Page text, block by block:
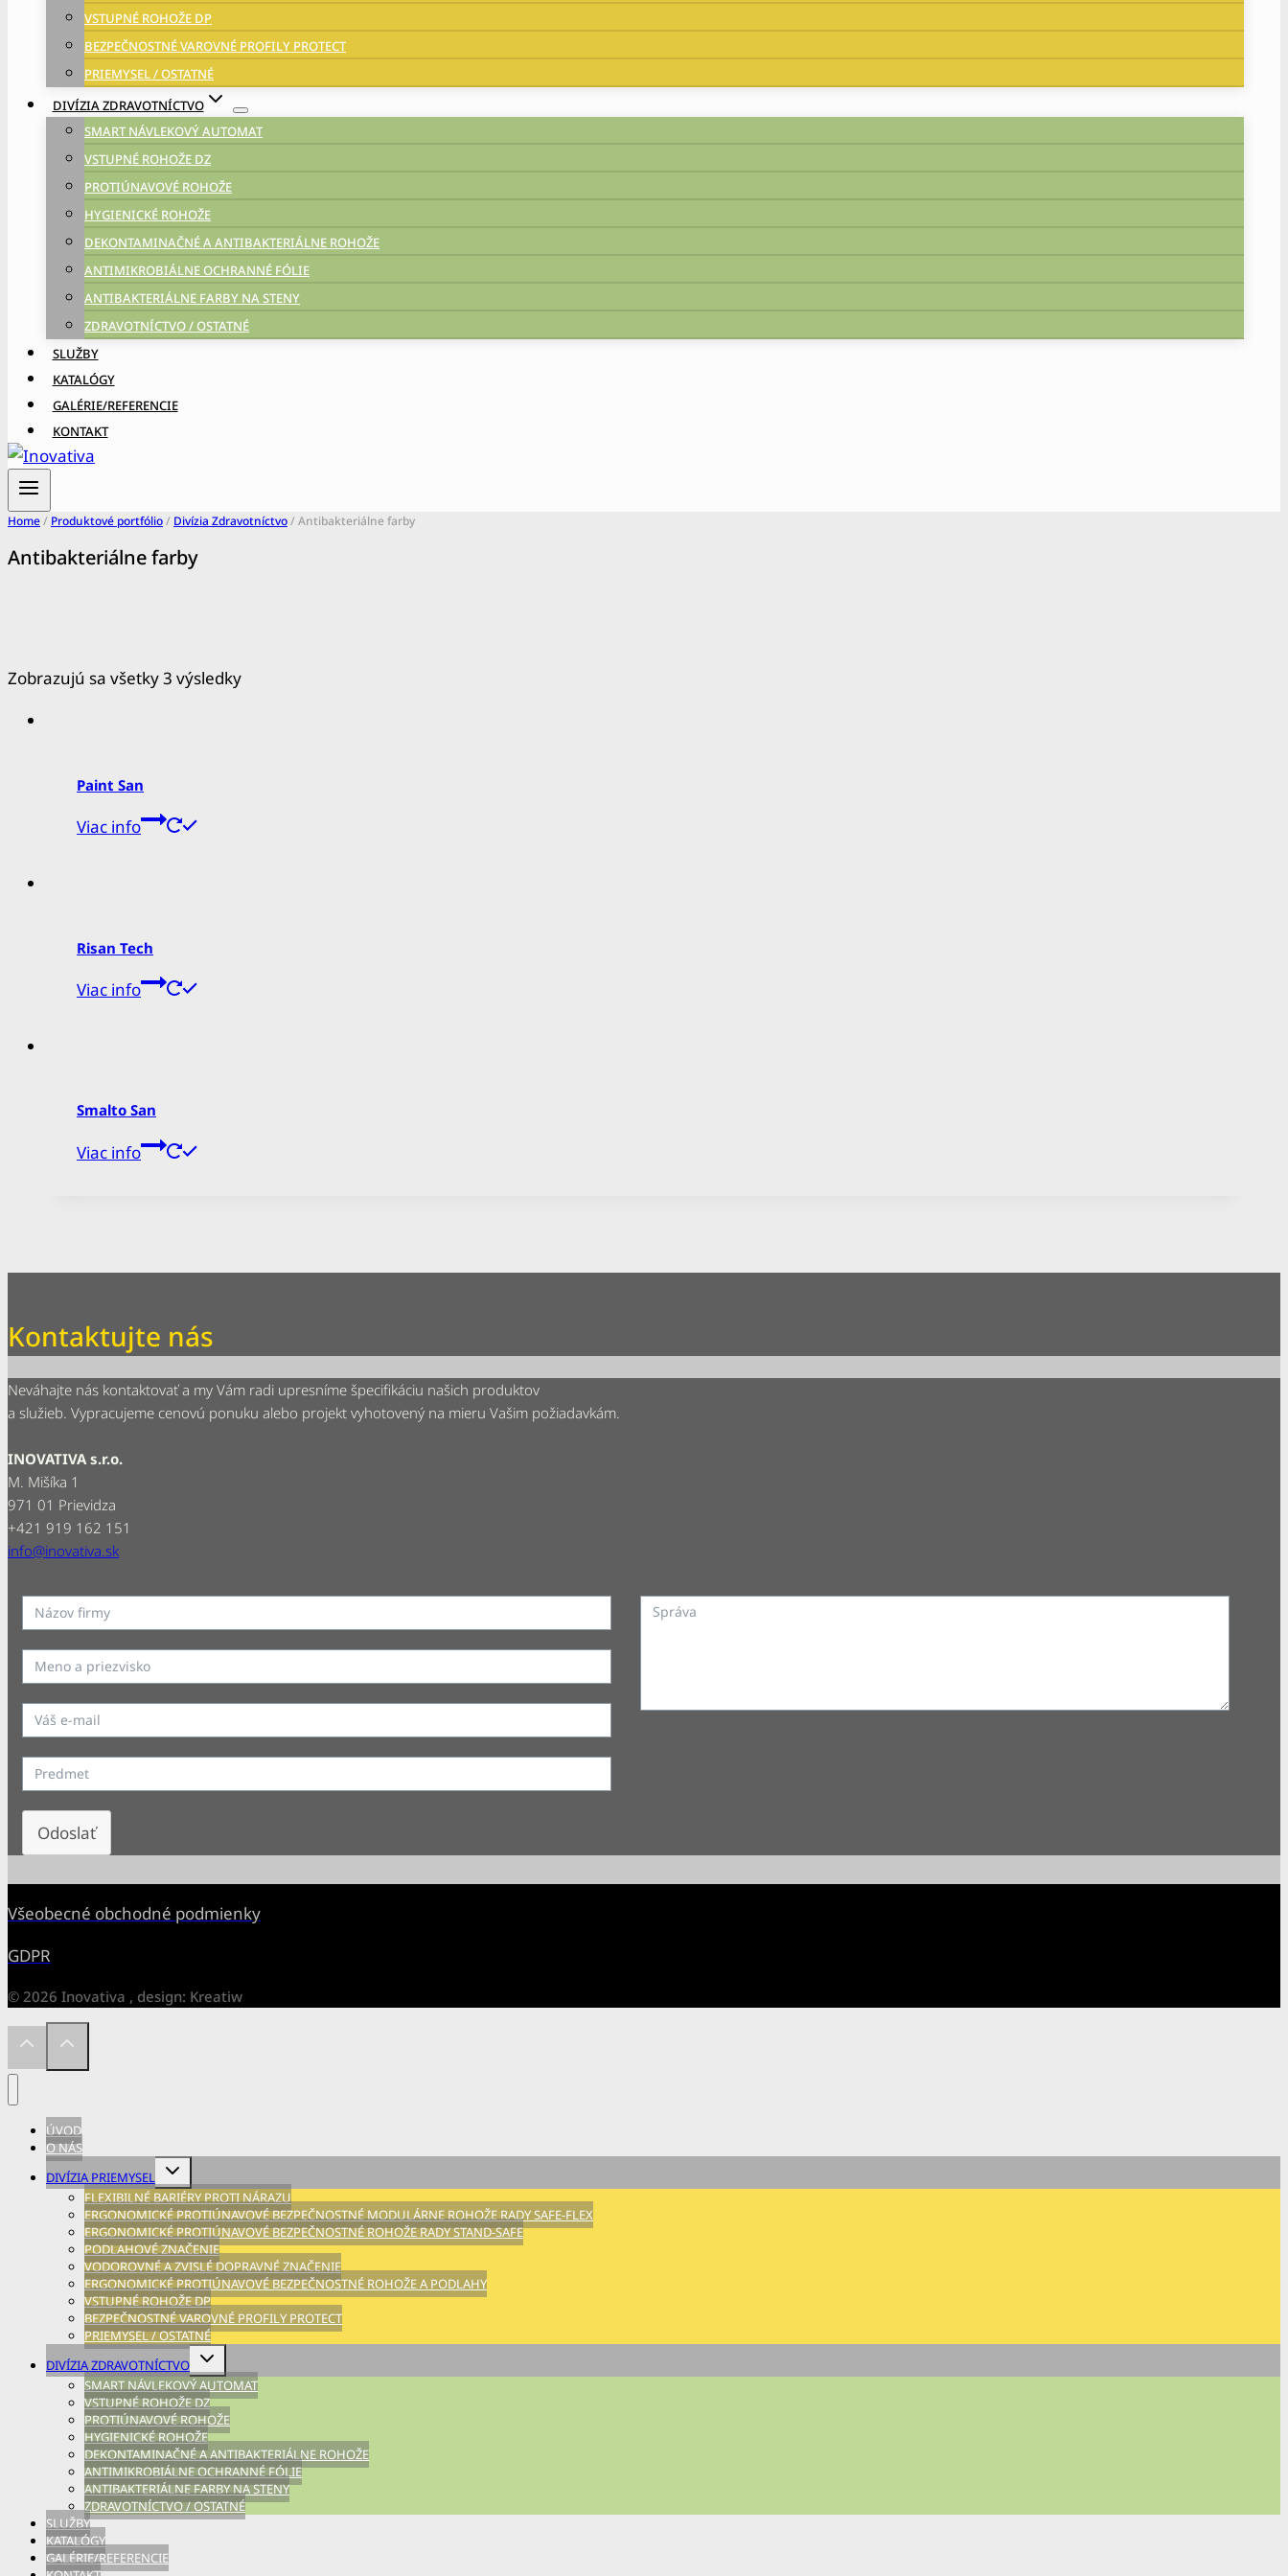
VSTUPNÉ ROHOŽE DP
BEZPEČNOSTNÉ VAROVNÉ PROFILY PROTECT
PRIEMYSEL / OSTATNÉ
DIVÍZIA ZDRAVOTNÍCTVO
SMART NÁVLEKOVÝ AUTOMAT
VSTUPNÉ ROHOŽE DZ
PROTIÚNAVOVÉ ROHOŽE
HYGIENICKÉ ROHOŽE
DEKONTAMINAČNÉ A ANTIBAKTERIÁLNE ROHOŽE
ANTIMIKROBIÁLNE OCHRANNÉ FÓLIE
ANTIBAKTERIÁLNE FARBY NA STENY
ZDRAVOTNÍCTVO / OSTATNÉ
SLUŽBY
KATALÓGY
GALÉRIE/REFERENCIE
KONTAKT
Home/ Produktové portfólio/ Divízia Zdravotníctvo/ Antibakteriálne farby
Antibakteriálne farby
Zobrazujú sa všetky 3 výsledky
Paint San
Viac info
Risan Tech
Viac info
Smalto San
Viac info
Kontaktujte nás
Neváhajte nás kontaktovať a my Vám radi upresníme špecifikáciu našich produktov
a služieb. Vypracujeme cenovú ponuku alebo projekt vyhotovený na mieru Vašim požiadavkám.
INOVATIVA s.r.o.
M. Mišíka 1
971 01 Prievidza
+421 919 162 151
info@inovativa.sk
Odoslať
Všeobecné obchodné podmienky
GDPR
© 2026 Inovativa , design: Kreatiw
ÚVOD
O NÁS
DIVÍZIA PRIEMYSEL
Expand
child
menu
FLEXIBILNÉ BARIÉRY PROTI NÁRAZU
ERGONOMICKÉ PROTIÚNAVOVÉ BEZPEČNOSTNÉ MODULÁRNE ROHOŽE RADY SAFE-FLEX
ERGONOMICKÉ PROTIÚNAVOVÉ BEZPEČNOSTNÉ ROHOŽE RADY STAND-SAFE
PODLAHOVÉ ZNAČENIE
VODOROVNÉ A ZVISLÉ DOPRAVNÉ ZNAČENIE
ERGONOMICKÉ PROTIÚNAVOVÉ BEZPEČNOSTNÉ ROHOŽE A PODLAHY
VSTUPNÉ ROHOŽE DP
BEZPEČNOSTNÉ VAROVNÉ PROFILY PROTECT
PRIEMYSEL / OSTATNÉ
DIVÍZIA ZDRAVOTNÍCTVO
Expand
child
menu
SMART NÁVLEKOVÝ AUTOMAT
VSTUPNÉ ROHOŽE DZ
PROTIÚNAVOVÉ ROHOŽE
HYGIENICKÉ ROHOŽE
DEKONTAMINAČNÉ A ANTIBAKTERIÁLNE ROHOŽE
ANTIMIKROBIÁLNE OCHRANNÉ FÓLIE
ANTIBAKTERIÁLNE FARBY NA STENY
ZDRAVOTNÍCTVO / OSTATNÉ
SLUŽBY
KATALÓGY
GALÉRIE/REFERENCIE